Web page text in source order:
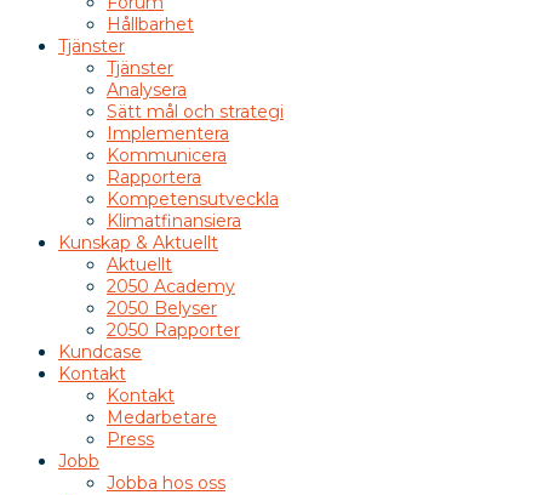
Hållbarhet
Tjänster
Tjänster
Analysera
Sätt mål och strategi
Implementera
Kommunicera
Rapportera
Kompetensutveckla
Klimatfinansiera
Kunskap & Aktuellt
Aktuellt
2050 Academy
2050 Belyser
2050 Rapporter
Kundcase
Kontakt
Kontakt
Medarbetare
Press
Jobb
Jobba hos oss